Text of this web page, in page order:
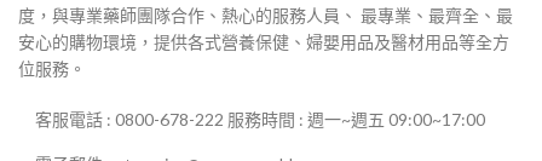
度，與專業藥師團隊合作、熱心的服務人員、 最專業、最齊全、最
安心的購物環境，提供各式營養保健、婦嬰用品及醫材用品等全方
位服務。
客服電話 : 0800-678-222 服務時間 : 週一~週五 09:00~17:00